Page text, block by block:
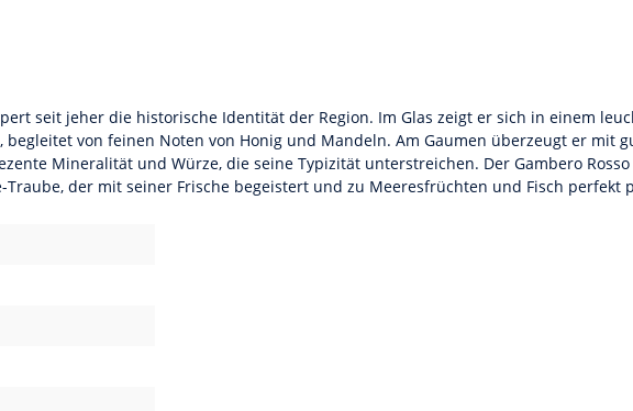
seit jeher die historische Identität der Region. Im Glas zeigt er sich in einem
von feinen Noten von Honig und Mandeln. Am Gaumen überzeugt er mit
Mineralität und Würze, die seine Typizität unterstreichen. Der Gambero
der mit seiner Frische begeistert und zu Meeresfrüchten und Fisch perfekt